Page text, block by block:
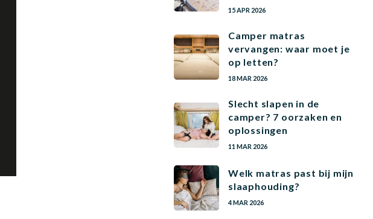
15 APR 2026
Camper matras
vervangen: waar moet je
op letten?
18 MAR 2026
Slecht slapen in de
camper? 7 oorzaken en
oplossingen
11 MAR 2026
Welk matras past bij mijn
slaaphouding?
4 MAR 2026